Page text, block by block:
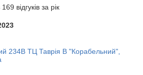
відгуків за рік
234В ТЦ Таврія В "Корабельний",